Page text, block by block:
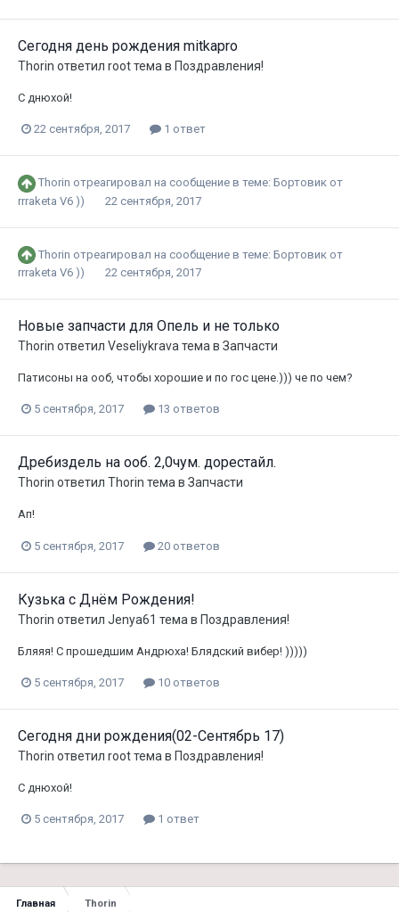
Сегодня день рождения mitkapro
Thorin ответил rootтема в Поздравления!
С днюхой!
22 сентября, 2017 1 ответ
Thorin отреагировал на сообщение в теме: Бортовик от
rrraketa V6 ))
22 сентября, 2017
Thorin отреагировал на сообщение в теме: Бортовик от
rrraketa V6 ))
22 сентября, 2017
Новые запчасти для Опель и не только
Thorin ответил Veseliykravaтема в Запчасти
Патисоны на ооб, чтобы хорошие и по гос цене.))) че по чем?
5 сентября, 2017 13 ответов
Дребиздель на ооб. 2,0чум. дорестайл.
Thorin ответил Thorin тема в Запчасти
Ап!
5 сентября, 2017 20 ответов
Кузька с Днём Рождения!
Thorin ответил Jenya61 тема в Поздравления!
Бляяя! С прошедшим Андрюха! Блядский вибер! )))))
5 сентября, 2017 10 ответов
Сегодня дни рождения(02-Сентябрь 17)
Thorin ответил rootтема в Поздравления!
С днюхой!
5 сентября, 2017 1 ответ
Главная Thorin